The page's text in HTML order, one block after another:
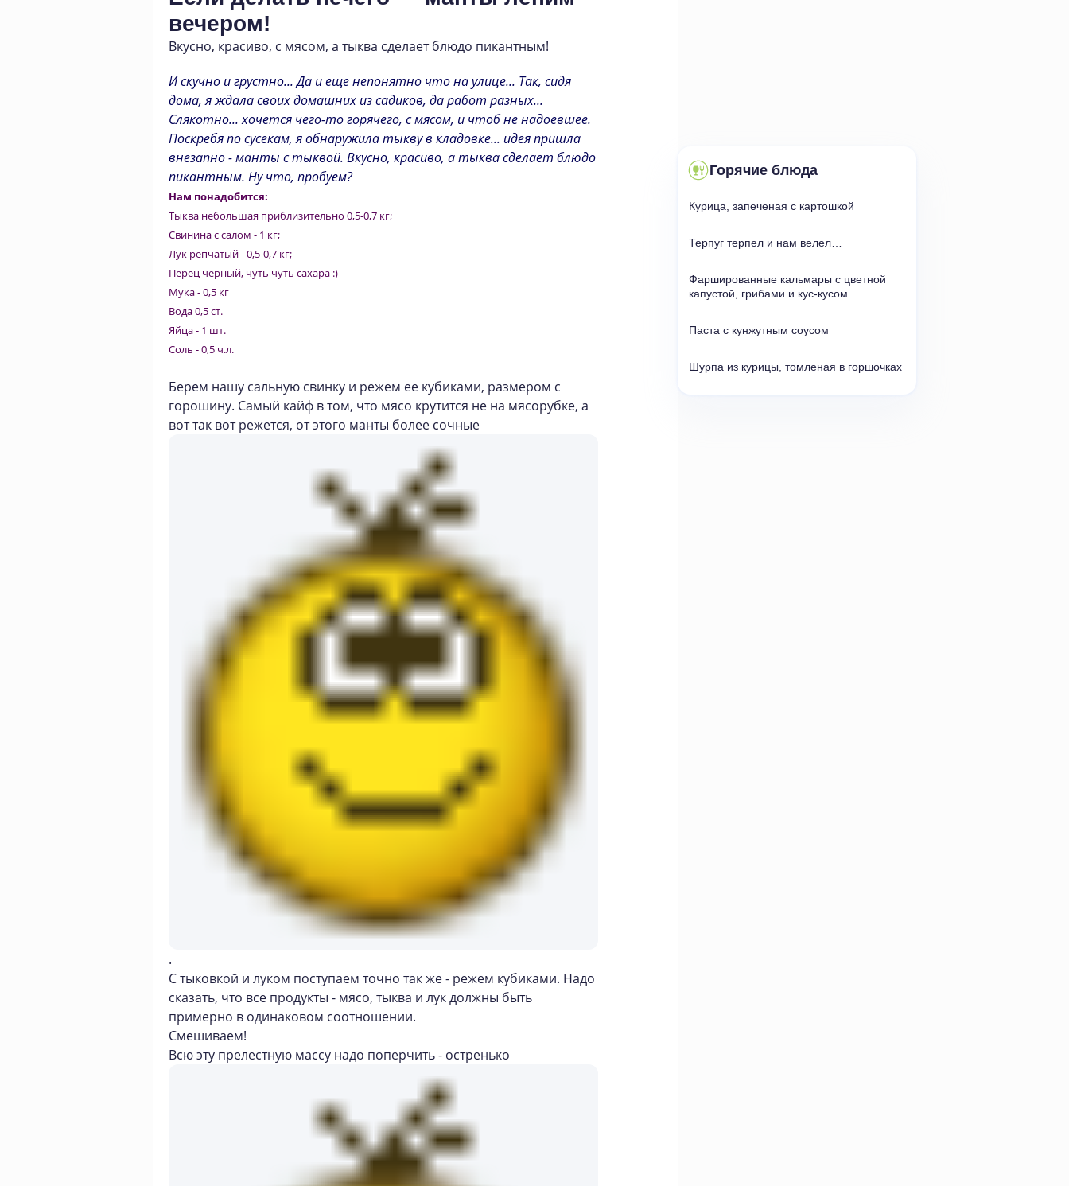
вечером!
Вкусно, красиво, с мясом, а тыква сделает блюдо пикантным!
И скучно и грустно... Да и еще непонятно что на улице... Так, сидя
дома, я ждала своих домашних из садиков, да работ разных...
Слякотно... хочется чего-то горячего, с мясом, и чтоб не надоевшее.
Поскребя по сусекам, я обнаружила тыкву в кладовке... идея пришла
внезапно - манты с тыквой. Вкусно, красиво, а тыква сделает блюдо
пикантным. Ну что, пробуем?
Нам понадобится:
Тыква небольшая приблизительно 0,5-0,7 кг;
Свинина с салом - 1 кг;
Лук репчатый - 0,5-0,7 кг;
Перец черный, чуть чуть сахара :)
Мука - 0,5 кг
Вода 0,5 ст.
Яйца - 1 шт.
Соль - 0,5 ч.л.
Берем нашу сальную свинку и режем ее кубиками, размером с
горошину. Самый кайф в том, что мясо крутится не на мясорубке, а
вот так вот режется, от этого манты более сочные
.
С тыковкой и луком поступаем точно так же - режем кубиками. Надо
сказать, что все продукты - мясо, тыква и лук должны быть
примерно в одинаковом соотношении.
Смешиваем!
Всю эту прелестную массу надо поперчить - остренько
Горячие блюда
Курица запеченая с картошкой
Терпуг терпел и нам велел…
Фаршированные кальмары с цветной
капустой
грибами и кус-кусом
Паста с кунжутным соусом
Шурпа из курицы томленая в горшочках